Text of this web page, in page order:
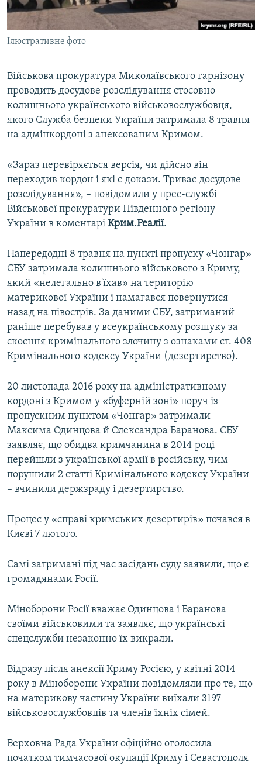
ІНФОГРАФІКА
ДОЛУЧАЙСЯ!
Ілюстративне фото
Військова прокуратура Миколаївського гарнізону
проводить досудове розслідування стосовно
колишнього українського військовослужбовця,
якого Служба безпеки України затримала 8 травня
на адмінкордоні з анексованим Кримом.
«Зараз перевіряється версія, чи дійсно він
переходив кордон і які є докази. Триває досудове
розслідування», – повідомили у прес-службі
Військової прокуратури Південного регіону
України в коментарі Крим.Реалії.
Напередодні 8 травня на пункті пропуску «Чонгар»
СБУ затримала колишнього військового з Криму,
який «нелегально в'їхав» на територію
материкової України і намагався повернутися
назад на півострів. За даними СБУ, затриманий
раніше перебував у всеукраїнському розшуку за
скоєння кримінального злочину з ознаками ст. 408
Кримінального кодексу України (дезертирство).
20 листопада 2016 року на адміністративному
кордоні з Кримом у «буферній зоні» поруч із
пропускним пунктом «Чонгар» затримали
Максима Одинцова й Олександра Баранова. СБУ
заявляє, що обидва кримчанина в 2014 році
перейшли з української армії в російську, чим
порушили 2 статті Кримінального кодексу України
– вчинили держзраду і дезертирство.
Процес у «справі кримських дезертирів» почався в
Києві 7 лютого.
Самі затримані під час засідань суду заявили, що є
громадянами Росії.
Міноборони Росії вважає Одинцова і Баранова
своїми військовими та заявляє, що українські
спецслужби незаконно їх викрали.
Відразу після анексії Криму Росією, у квітні 2014
року в Міноборони України повідомляли про те, що
на материкову частину України виїхали 3197
військовослужбовців та членів їхніх сімей.
Верховна Рада України офіційно оголосила
початком тимчасової окупації Криму і Севастополя